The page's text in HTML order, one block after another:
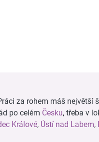
za rohem máš největší
po celém Česku, třeba v
Králové, Ústí nad Labem,